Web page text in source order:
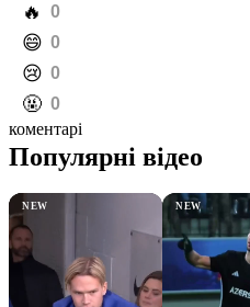
️🔥 0
️😄 0
️😢 0
️🤬 0
коментарі